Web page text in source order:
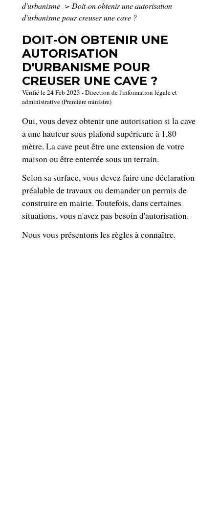
d'urbanisme > Doit-on obtenir une autorisation
d'urbanisme pour creuser une cave ?
DOIT-ON OBTENIR UNE
AUTORISATION
D'URBANISME POUR
CREUSER UNE CAVE ?
Vérifié le 24 Feb 2023 - Direction de l'information légale et
administrative (Première ministre)
Oui, vous devez obtenir une autorisation si la cave
a une hauteur sous plafond supérieure à 1,80
mètre. La cave peut être une extension de votre
maison ou être enterrée sous un terrain.
Selon sa surface, vous devez faire une déclaration
préalable de travaux ou demander un permis de
construire en mairie. Toutefois, dans certaines
situations, vous n'avez pas besoin d'autorisation.
Nous vous présentons les règles à connaître.